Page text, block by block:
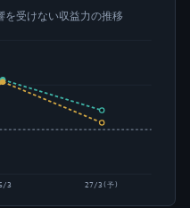
を受けない収益力の推移
3 27/3(予)